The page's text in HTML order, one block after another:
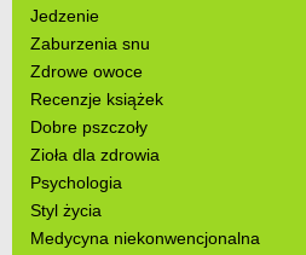
Jedzenie
Zaburzenia snu
Zdrowe owoce
Recenzje książek
Dobre pszczoły
Zioła dla zdrowia
Psychologia
Styl życia
Medycyna niekonwencjonalna